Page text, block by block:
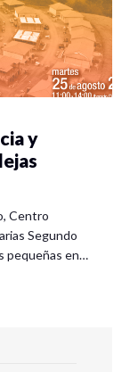
y
Centro
Segundo
pequeñas en…